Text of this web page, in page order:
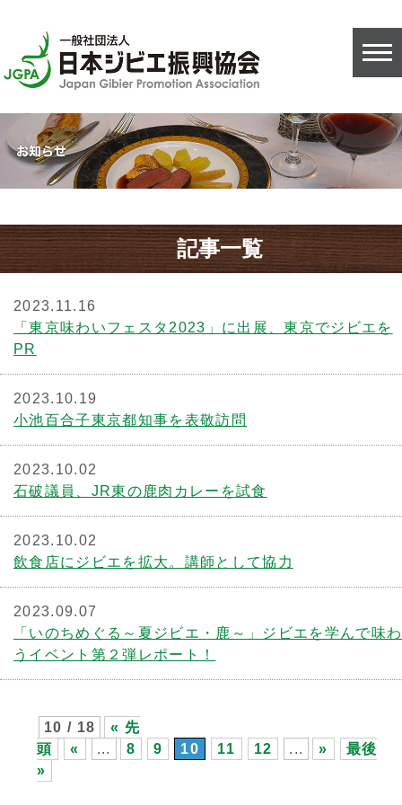
記事一覧
2023.11.16
「東京味わいフェスタ2023」に出展、東京でジビエを
PR
2023.10.19
小池百合子東京都知事を表敬訪問
2023.10.02
石破議員、JR東の鹿肉カレーを試食
2023.10.02
飲食店にジビエを拡大。講師として協力
2023.09.07
「いのちめぐる～夏ジビエ・鹿～」ジビエを学んで味わ
うイベント第２弾レポート！
10 / 18
« 先
頭
« ... 8 9 10 11 12 ... »
最後
»